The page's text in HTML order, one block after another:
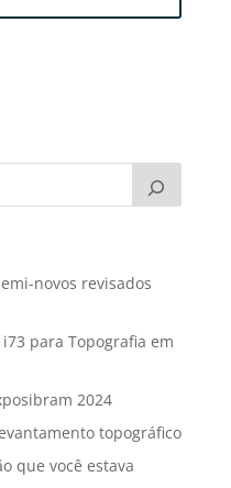
novos revisados
i73 para Topografia em
2024
topográfico
que você estava